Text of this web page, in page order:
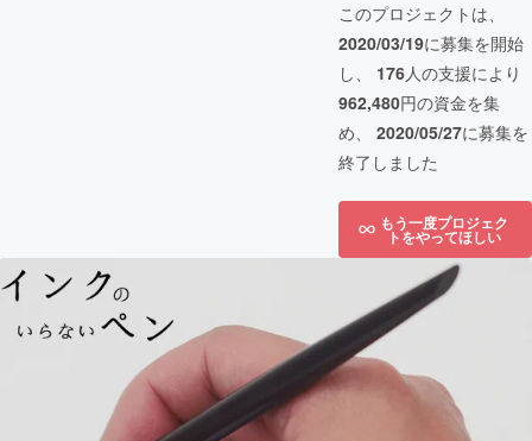
このプロジェクトは、
2020/03/19に募集を開始
し、 176人の支援により
962,480円の資金を集
め、 2020/05/27に募集を
終了しました
もう一度プロジェク
トをやってほしい